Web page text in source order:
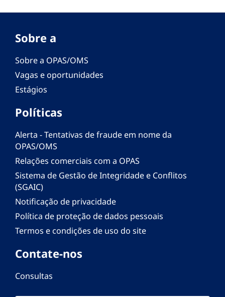
Sobre a
Sobre a OPAS/OMS
Vagas e oportunidades
Estágios
Políticas
Alerta - Tentativas de fraude em nome da
OPAS/OMS
Relações comerciais com a OPAS
Sistema de Gestão de Integridade e Conflitos
(SGAIC)
Notificação de privacidade
Política de proteção de dados pessoais
Termos e condições de uso do site
Contate-nos
Consultas